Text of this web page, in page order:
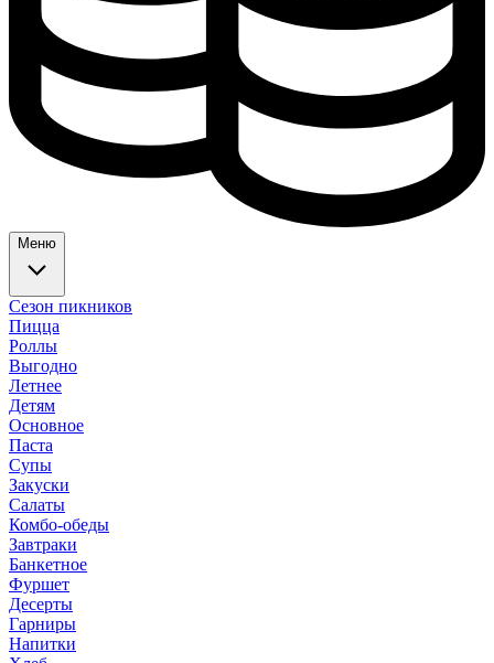
Меню
Сезон пикников
Пицца
Роллы
Выгодно
Летнее
Детям
Основное
Паста
Супы
Закуски
Салаты
Комбо-обеды
Завтраки
Банкетное
Фуршет
Десерты
Гарниры
Напитки